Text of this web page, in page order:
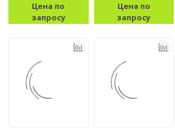
Цена по
запросу
Цена по
запросу